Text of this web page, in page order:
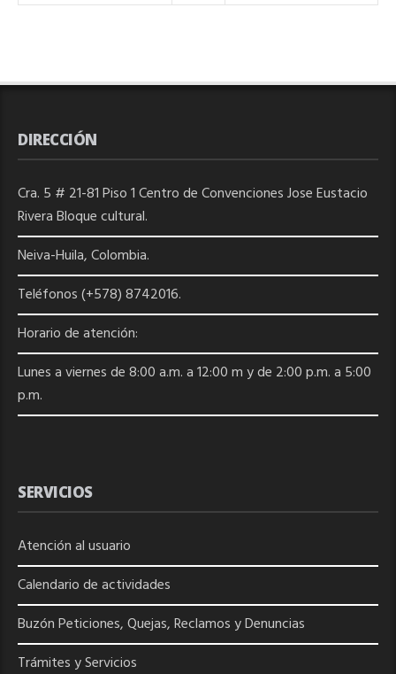
DIRECCIÓN
Cra. 5 # 21-81 Piso 1 Centro de Convenciones Jose Eustacio
Rivera Bloque cultural.
Neiva-Huila, Colombia.
Teléfonos (+578) 8742016.
Horario de atención:
Lunes a viernes de 8:00 a.m. a 12:00 m y de 2:00 p.m. a 5:00
p.m.
SERVICIOS
Atención al usuario
Calendario de actividades
Buzón Peticiones, Quejas, Reclamos y Denuncias
Trámites y Servicios